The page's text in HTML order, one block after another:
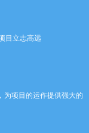
目立志高远
为项目的运作提供强大的